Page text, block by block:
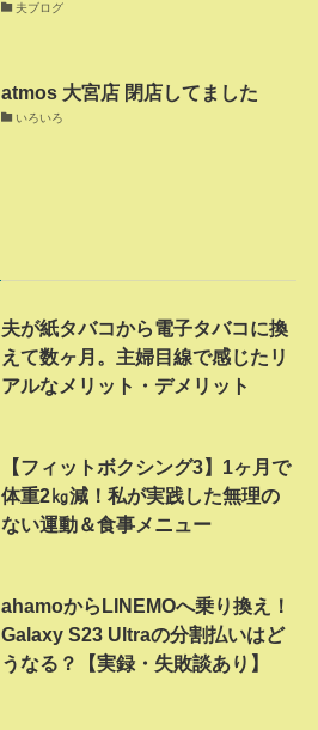
夫ブログ
atmos 大宮店 閉店してました
いろいろ
夫が紙タバコから電子タバコに換
えて数ヶ月。主婦目線で感じたリ
アルなメリット・デメリット
【フィットボクシング3】1ヶ月で
体重2㎏減！私が実践した無理の
ない運動＆食事メニュー
ahamoからLINEMOへ乗り換え！
Galaxy S23 Ultraの分割払いはど
うなる？【実録・失敗談あり】